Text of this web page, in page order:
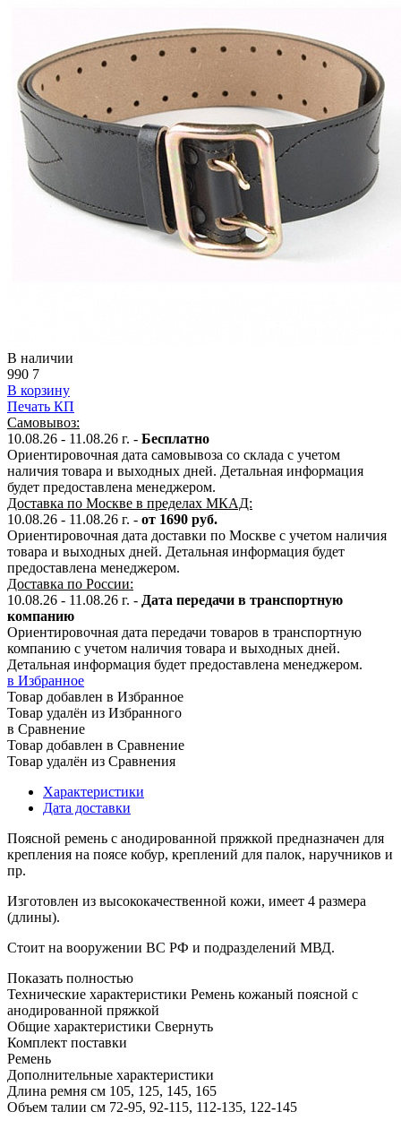
В наличии
990 7
В корзину
Печать КП
Самовывоз:
10.08.26 - 11.08.26 г. - Бесплатно
Ориентировочная дата самовывоза со склада с учетом
наличия товара и выходных дней. Детальная информация
будет предоставлена менеджером.
Доставка по Москве в пределах МКАД:
10.08.26 - 11.08.26 г. - от 1690 руб.
Ориентировочная дата доставки по Москве с учетом наличия
товара и выходных дней. Детальная информация будет
предоставлена менеджером.
Доставка по России:
10.08.26 - 11.08.26 г. - Дата передачи в транспортную
компанию
Ориентировочная дата передачи товаров в транспортную
компанию с учетом наличия товара и выходных дней.
Детальная информация будет предоставлена менеджером.
в Избранное
Товар добавлен в Избранное
Товар удалён из Избранного
в Сравнение
Товар добавлен в Сравнение
Товар удалён из Сравнения
Характеристики
Дата доставки
Поясной ремень с анодированной пряжкой предназначен для
крепления на поясе кобур, креплений для палок, наручников и
пр.
Изготовлен из высококачественной кожи, имеет 4 размера
(длины).
Стоит на вооружении ВС РФ и подразделений МВД.
Показать полностью
Технические характеристики Ремень кожаный поясной с
анодированной пряжкой
Общие характеристики Свернуть
Комплект поставки
Ремень
Дополнительные характеристики
Длина ремня см 105, 125, 145, 165
Объем талии см 72-95, 92-115, 112-135, 122-145